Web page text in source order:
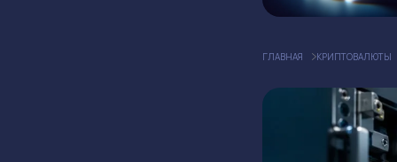
ГЛАВНАЯ КРИПТОВАЛЮТЫ